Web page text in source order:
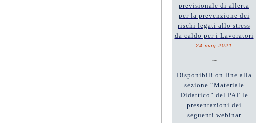
previsionale di allerta
per la prevenzione dei
rischi legati allo stress
da caldo per i Lavoratori
24 mag 2021
~
Disponibili on line alla
sezione “Materiale
Didattico” del PAF le
presentazioni dei
seguenti webinar